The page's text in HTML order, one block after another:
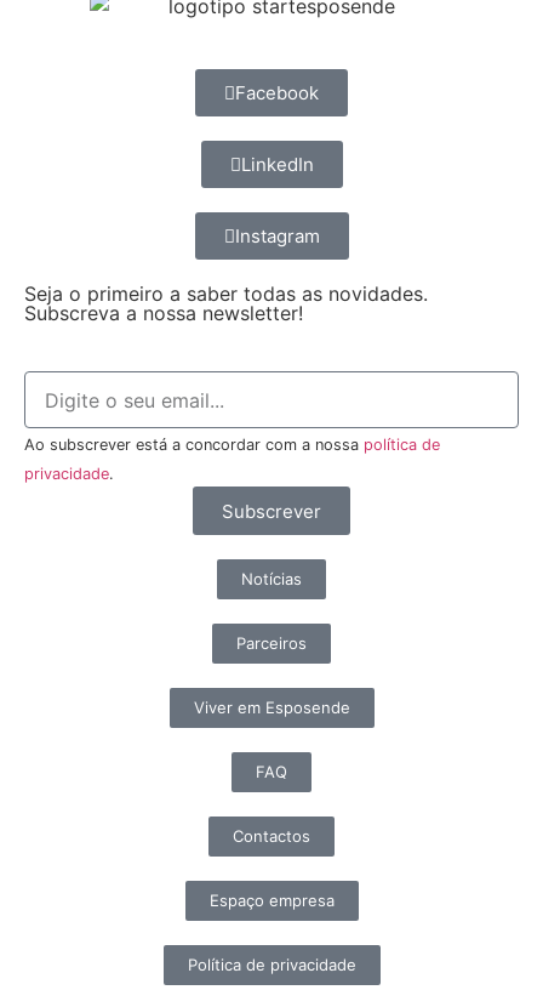
Facebook
LinkedIn
Instagram
Seja o primeiro a saber todas as novidades.
Subscreva a nossa newsletter!
Ao subscrever está a concordar com a nossa política de
privacidade.
Subscrever
Notícias
Parceiros
Viver em Esposende
FAQ
Contactos
Espaço empresa
Política de privacidade